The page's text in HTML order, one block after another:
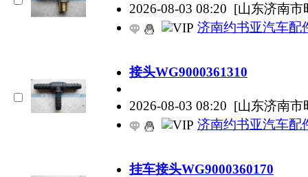
2026-08-03 08:20 [山东济南市
济南约书亚汽车配
接头WG9000361310
2026-08-03 08:20 [山东济南市
济南约书亚汽车配
挂车接头WG9000360170